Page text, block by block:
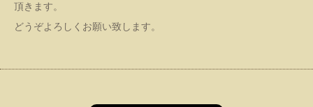
頂きます。
どうぞよろしくお願い致します。